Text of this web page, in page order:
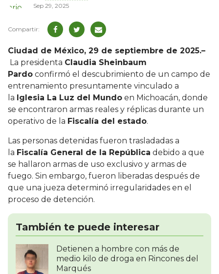
Sep 29, 2025
Ciudad de México, 29 de septiembre de 2025.–
La presidenta Claudia Sheinbaum
Pardo confirmó el descubrimiento de un campo de
entrenamiento presuntamente vinculado a
la Iglesia La Luz del Mundo en Michoacán, donde
se encontraron armas reales y réplicas durante un
operativo de la Fiscalía del estado.
Las personas detenidas fueron trasladadas a
la Fiscalía General de la República debido a que
se hallaron armas de uso exclusivo y armas de
fuego. Sin embargo, fueron liberadas después de
que una jueza determinó irregularidades en el
proceso de detención.
También te puede interesar
Detienen a hombre con más de
medio kilo de droga en Rincones del
Marqués